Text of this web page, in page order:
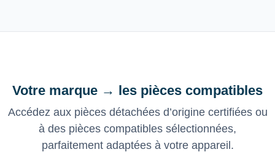
Votre marque → les pièces compatibles
Accédez aux pièces détachées d’origine certifiées ou
à des pièces compatibles sélectionnées,
parfaitement adaptées à votre appareil.